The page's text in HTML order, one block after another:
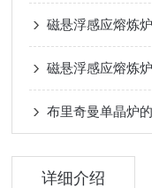
磁悬浮感应熔炼
磁悬浮感应熔炼
布里奇曼单晶炉
详细介绍